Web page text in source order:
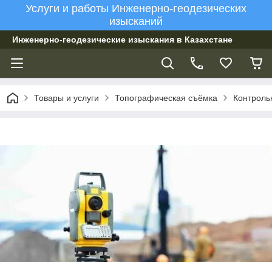
Услуги и работы Инженерно-геодезических
изысканий
Инженерно-геодезические изыскания в Казахстане
Товары и услуги Топографическая съёмка